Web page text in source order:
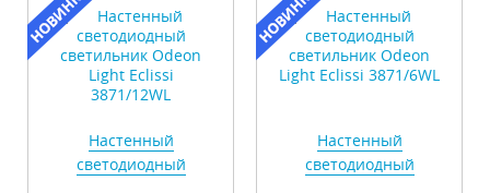
Настенный
светодиодный
Настенный
светодиодный